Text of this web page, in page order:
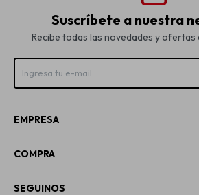
Suscríbete a nuestra
Recibe todas las novedades y ofertas
EMPRESA
COMPRA
SEGUINOS